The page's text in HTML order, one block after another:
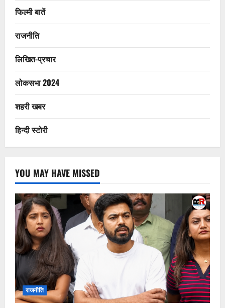
फिल्मी बातें
राजनीति
लिखित-प्रचार
लोकसभा 2024
शहरी खबर
हिन्दी स्टोरी
YOU MAY HAVE MISSED
राजनीति